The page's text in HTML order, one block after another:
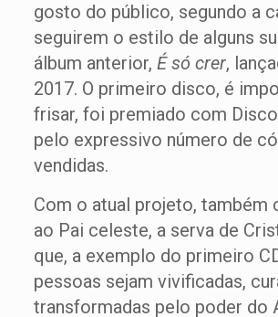
gosto do público, segundo a
seguirem o estilo de alguns
álbum anterior, É só crer,
2017. O primeiro disco, é
frisar, foi premiado com
pelo expressivo número de
vendidas.
Com o atual projeto, também
ao Pai celeste, a serva de
que, a exemplo do primeiro
pessoas sejam vivificadas,
transformadas pelo poder do